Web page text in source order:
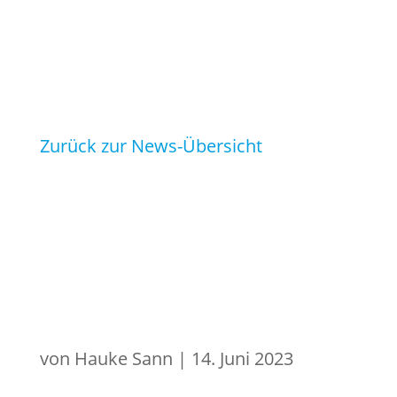
Zurück zur News-Übersicht
von Hauke Sann | 14. Juni 2023